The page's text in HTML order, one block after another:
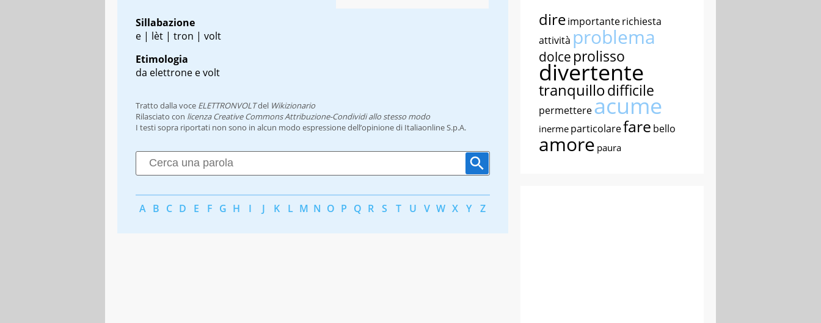
Sillabazione
e | lèt | tron | volt
Etimologia
da elettrone e volt
Tratto dalla voce ELETTRONVOLTdel Wikizionario
Rilasciato con licenza Creative Commons Attribuzione-Condividi allo stesso modo
I testi sopra riportati non sono in alcun modo espressione dell’opinione di Italiaonline S.p.A.
A B C D E F G H I J K L M N O P Q R S T U V W X Y Z
direimportanterichiesta
attività problema
dolce prolisso
divertente
tranquillodifficile
permettereacume
inerme particolarefare bello
amore paura